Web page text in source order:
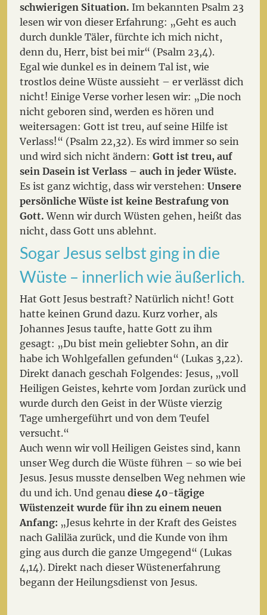
schwierigen Situation. Im bekannten Psalm 23
lesen wir von dieser Erfahrung: „Geht es auch
durch dunkle Täler, fürchte ich mich nicht,
denn du, Herr, bist bei mir“ (Psalm 23,4).
Egal wie dunkel es in deinem Tal ist, wie
trostlos deine Wüste aussieht – er verlässt dich
nicht! Einige Verse vorher lesen wir: „Die noch
nicht geboren sind, werden es hören und
weitersagen: Gott ist treu, auf seine Hilfe ist
Verlass!“ (Psalm 22,32). Es wird immer so sein
und wird sich nicht ändern:Gott ist treu, auf
sein Dasein ist Verlass – auch in jeder Wüste.
Es ist ganz wichtig, dass wir verstehen:Unsere
persönliche Wüste ist keine Bestrafung von
Gott. Wenn wir durch Wüsten gehen, heißt das
nicht, dass Gott uns ablehnt.
Sogar Jesus selbst ging in die
Wüste – innerlich wie äußerlich.
Hat Gott Jesus bestraft? Natürlich nicht! Gott
hatte keinen Grund dazu. Kurz vorher, als
Johannes Jesus taufte, hatte Gott zu ihm
gesagt: „Du bist mein geliebter Sohn, an dir
habe ich Wohlgefallen gefunden“ (Lukas 3,22).
Direkt danach geschah Folgendes: Jesus, „voll
Heiligen Geistes, kehrte vom Jordan zurück und
wurde durch den Geist in der Wüste vierzig
Tage umhergeführt und von dem Teufel
versucht.“
Auch wenn wir voll Heiligen Geistes sind, kann
unser Weg durch die Wüste führen – so wie bei
Jesus. Jesus musste denselben Weg nehmen wie
du und ich. Und genaudiese 40-tägige
Wüstenzeit wurde für ihn zu einem neuen
Anfang: „Jesus kehrte in der Kraft des Geistes
nach Galiläa zurück, und die Kunde von ihm
ging aus durch die ganze Umgegend“ (Lukas
4,14). Direkt nach dieser Wüstenerfahrung
begann der Heilungsdienst von Jesus.